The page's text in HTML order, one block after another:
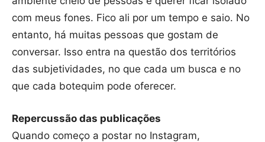
com meus fones. Fico ali por um tempo e saio. No
entanto, há muitas pessoas que gostam de
conversar. Isso entra na questão dos territórios
das subjetividades, no que cada um busca e no
que cada botequim pode oferecer.
Repercussão das publicações
Quando começo a postar no Instagram,